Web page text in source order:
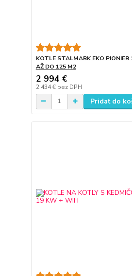
KOTLE STALMARK EKO
AŽ DO 125 M2
2 994 €
2 434 € bez DPH
Pridať do